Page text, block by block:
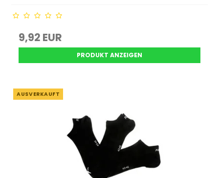
9,92 EUR
PRODUKT ANZEIGEN
AUSVERKAUFT